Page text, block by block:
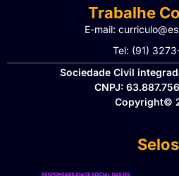
Trabalhe
E-mail:
Tel: (91)
Sociedade Civil
CNPJ:
Copyright©
Selos